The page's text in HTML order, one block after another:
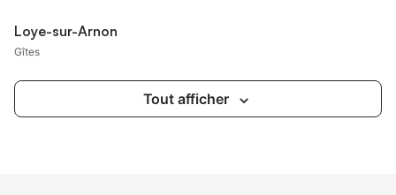
Loye-sur-Arnon
Gîtes
Tout afficher